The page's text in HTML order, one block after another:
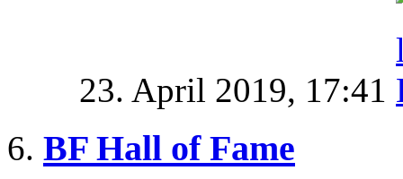
23. April 2019, 17:41
BF Hall of Fame